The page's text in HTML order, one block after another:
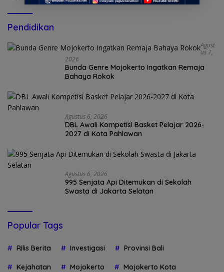
Pendidikan
Agust
Us 7,
2026
Bunda Genre Mojokerto Ingatkan Remaja
Bahaya Rokok
Agustus 6, 2026
DBL Awali Kompetisi Basket Pelajar 2026-
2027 di Kota Pahlawan
Agustus 6, 2026
995 Senjata Api Ditemukan di Sekolah
Swasta di Jakarta Selatan
Popular Tags
Rilis Berita Investigasi Provinsi Bali
Kejahatan Mojokerto Mojokerto Kota